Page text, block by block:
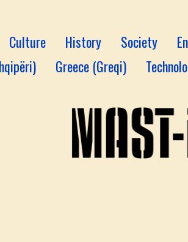
Culture History Society
Greece (Greqi)